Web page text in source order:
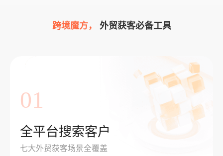
跨境魔方， 外贸获客必备工具
01
全平台搜索客户
七大外贸获客场景全覆盖